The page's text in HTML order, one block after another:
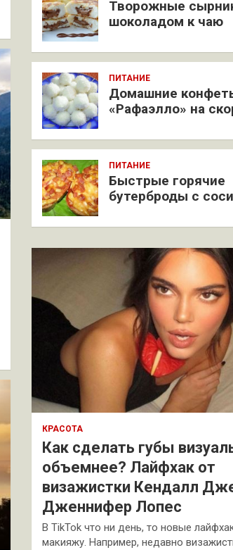
Творожные
шоколадом к чаю
ПИТАНИЕ
Домашние
«Рафаэлло» на
ПИТАНИЕ
Быстрые горячие
бутерброды с
КРАСОТА
Как сделать губы
объемнее? Лайфхак от
визажистки Кендалл
Дженнифер Лопес
В TikTok что ни день, то новые
макияжу. Например, недавно